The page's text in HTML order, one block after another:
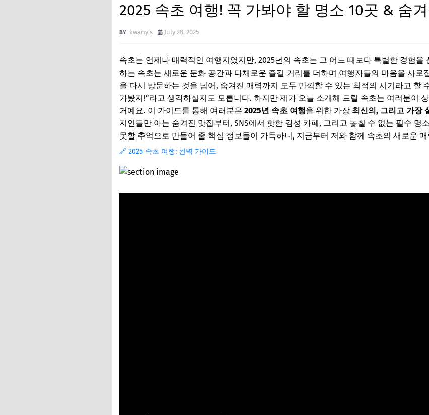
2025 속초 여행! 꼭 가봐야 할 명소 10곳 & 숨
kwany's July 28, 2025
속초는 언제나 매력적인 여행지였지만, 2025년의 속초는 그 어느 때보다 특별한 경험을
하는 속초는 새로운 문화 공간과 다채로운 즐길 거리를 더하며 여행자들의 마음을 사로
을 다시 방문하는 것을 넘어, 숨겨진 매력까지 모두 만끽할 수 있는 최적의 시기라고 할
가봤지!”라고 생각하실지도 모릅니다. 하지만 제가 오늘 소개해 드릴 속초는 여러분이
거예요. 이 가이드를 통해 여러분은 2025년 속초 여행을 위한 가장 최신의, 그리고 가장
지인들만 아는 숨겨진 맛집부터, SNS에서 핫한 감성 카페, 그리고 놓칠 수 없는 필수 명
못할 추억으로 만들어 줄 핵심 정보들이 가득하니, 지금부터 저와 함께 속초의 새로운
🔗 2025 속초 여행: 완벽 가이드